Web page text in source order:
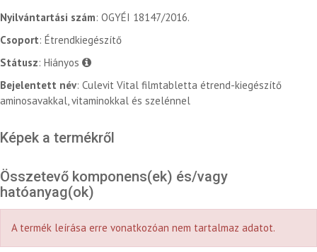
Nyilvántartási szám: OGYÉI 18147/2016.
Csoport: Étrendkiegészítő
Státusz: Hiányos
Bejelentett név: Culevit Vital filmtabletta étrend-kiegészítő
aminosavakkal, vitaminokkal és szelénnel
Képek a termékről
Összetevő komponens(ek) és/vagy
hatóanyag(ok)
A termék leírása erre vonatkozóan nem tartalmaz adatot.